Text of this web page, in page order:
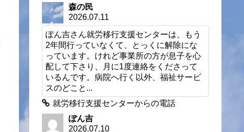
森の民
2026.07.11
ぽん吉さん就労移行支援センターは、もう
2年間行っていなくて、とっくに解除にな
っています。けれど事業所の方が息子を心
配して下さり、月に1度連絡をくださって
いるんです。病院へ行く以外、福祉サービ
スのどこと...
就労移行支援センターからの電話
ぽん吉
2026.07.10